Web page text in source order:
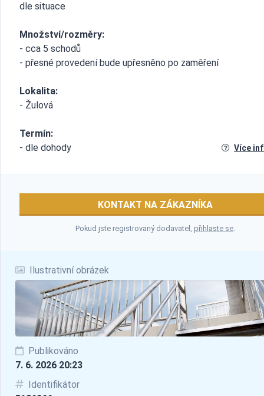
Ilustrativní obrázek
Publikováno
7. 6. 2026 20:23
Identifikátor
dle situace
Množství/rozměry:
- cca 5 schodů
- přesné provedení bude upřesněno po zaměření
Lokalita:
- Žulová
Termín:
- dle dohody
Více
KONTAKT NA ZÁKAZNÍKA
Pokud jste registrovaný dodavatel, přihlaste se.